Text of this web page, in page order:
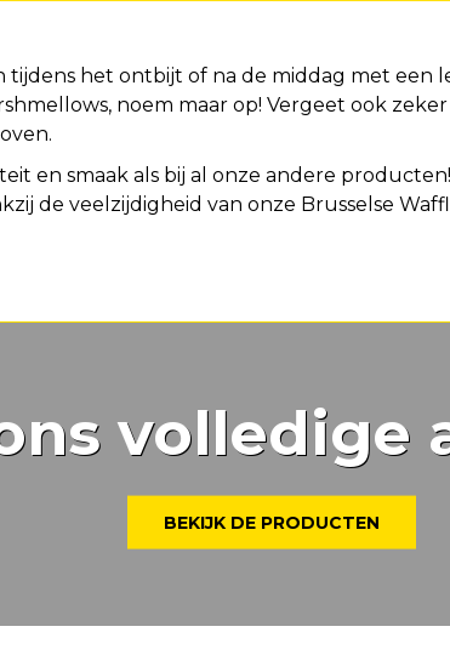
het ontbijt of na de middag met een
noem maar op! Vergeet ook
en smaak als bij al onze andere
de veelzijdigheid van onze Brusselse
volledige
BEKIJK DE PRODUCTEN